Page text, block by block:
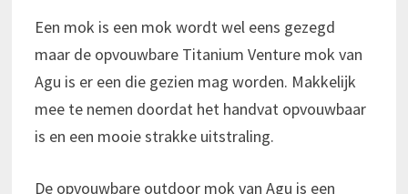
Een mok is een mok wordt wel eens gezegd
maar de opvouwbare Titanium Venture mok van
Agu is er een die gezien mag worden. Makkelijk
mee te nemen doordat het handvat opvouwbaar
is en een mooie strakke uitstraling.
De opvouwbare outdoor mok van Agu is een